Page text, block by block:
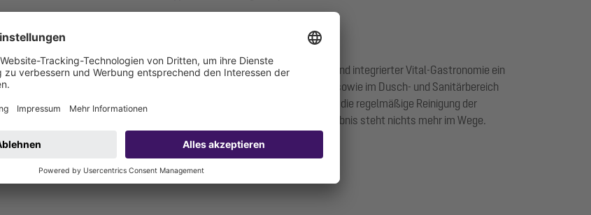
und Sportbecken, Röhrenrutsche, Dampfbad, großer Saunalandschaft und integrierter Vital-Gastronomie ein
KESSEL sorgen dafür, dass das anfallende Wasser auf allen Gängen sowie im Dusch- und Sanitärbereich
Abläufe mit Variofix Dünnbettaufsätzen verbaut. Dadurch ist nicht nur die regelmäßige Reinigung der
im gesamten Gebäude bewegen und einem unbeschwerten Badeerlebnis steht nichts mehr im Wege.